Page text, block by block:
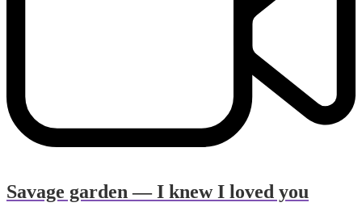
Savage garden — I knew I loved you